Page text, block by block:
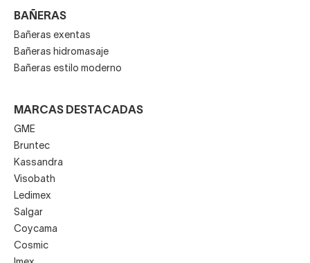
BAÑERAS
Bañeras exentas
Bañeras hidromasaje
Bañeras estilo moderno
MARCAS DESTACADAS
GME
Bruntec
Kassandra
Visobath
Ledimex
Salgar
Coycama
Cosmic